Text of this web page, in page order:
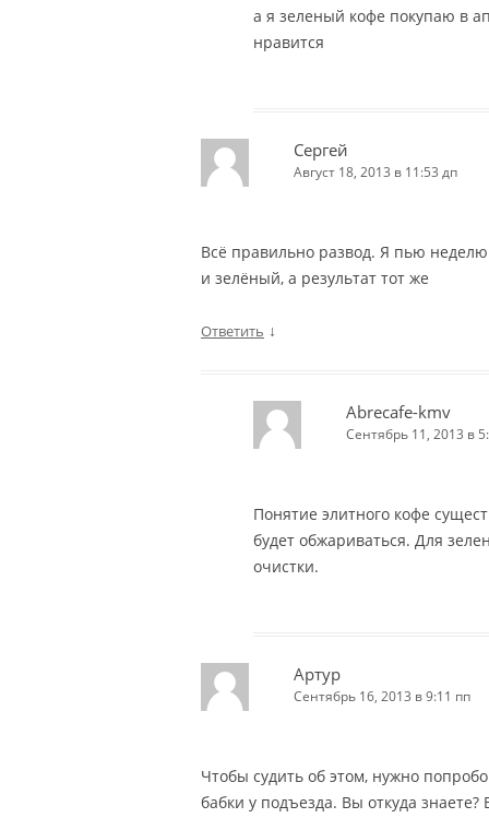
а я зеленый кофе покупаю в
нравится
Сергей
Август 18, 2013 в 11:53 дп
Всё правильно развод. Я пью
и зелёный, а результат тот же
Ответить ↓
Abrecafe-kmv
Сентябрь 11, 2013 в
Понятие элитного кофе
будет обжариваться. Для
очистки.
Артур
Сентябрь 16, 2013 в 9:11 пп
Чтобы судить об этом, нужно
бабки у подъезда. Вы откуда